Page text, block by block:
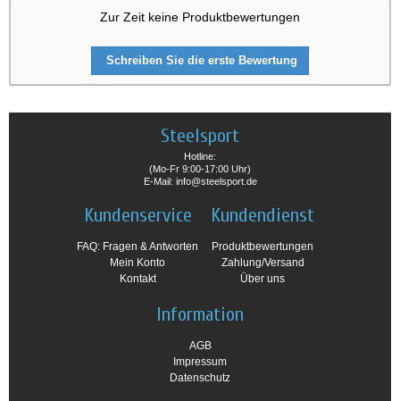
Zur Zeit keine Produktbewertungen
Schreiben Sie die erste Bewertung
Steelsport
Hotline:
(Mo-Fr 9:00-17:00 Uhr)
E-Mail: info@steelsport.de
Kundenservice
FAQ: Fragen & Antworten
Mein Konto
Kontakt
Kundendienst
Produktbewertungen
Zahlung/Versand
Über uns
Information
AGB
Impressum
Datenschutz